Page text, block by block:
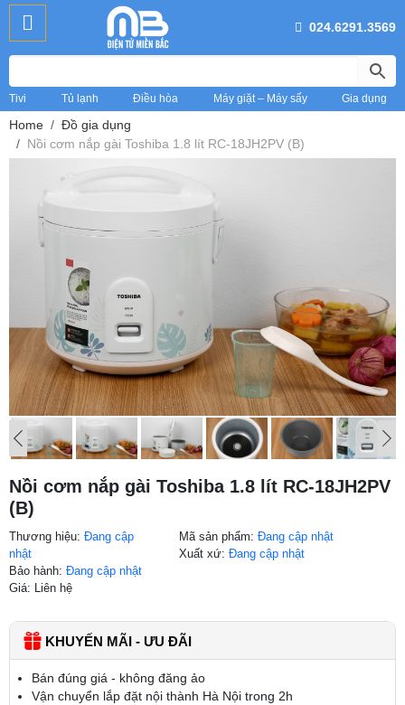
024.6291.3569
Tivi Tủ lạnh Điều hòa Máy giặt – Máy sấy Gia dụng
Home
Đồ gia dụng
Nồi cơm nắp gài Toshiba 1.8 lít RC-18JH2PV (B)
Nồi cơm nắp gài Toshiba 1.8 lít RC-18JH2PV
(B)
Thương hiệu: Đang cập
nhật
Bảo hành: Đang cập nhật
Mã sản phẩm:Đang cập nhật
Xuất xứ:Đang cập nhật
Giá: Liên hệ
KHUYẾN MÃI - ƯU ĐÃI
Bán đúng giá - không đăng ảo
Vận chuyển lắp đặt nội thành Hà Nội trong 2h